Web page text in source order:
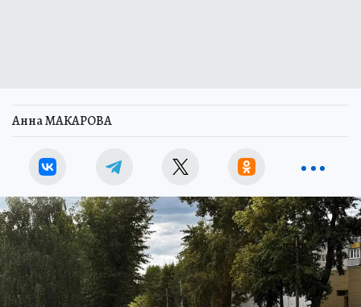
Анна МАКАРОВА